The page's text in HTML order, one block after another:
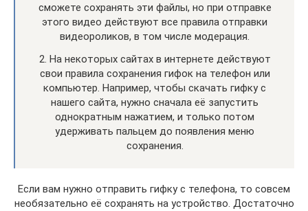
сможете сохранять эти файлы, но при отправке
этого видео действуют все правила отправки
видеороликов, в том числе модерация.
2. На некоторых сайтах в интернете действуют
свои правила сохранения гифок на телефон или
компьютер. Например, чтобы скачать гифку с
нашего сайта, нужно сначала её запустить
однократным нажатием, и только потом
удерживать пальцем до появления меню
сохранения.
Если вам нужно отправить гифку с телефона, то совсем
необязательно её сохранять на устройство. Достаточно